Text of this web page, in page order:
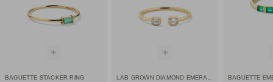
BAGUETTE STACKER RING
LAB GROWN DIAMOND EMERALD CUT OPEN RING